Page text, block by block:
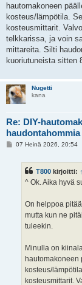
hautomakoneen
kosteus/lämpötila.
kosteusmittarit.
telkkarissa, ja voin
mittareita. Silti
kuoriutuneista sitten
Nugetti
kana
Re: DIY-
haudontahommia
V07 Heinä 2026, 20:54
T800 kirjoitti: ↑
^ Ok. Aika hyvä
On helppoa
mutta kun ne
tuleekin.
Minulla on
hautomakoneen
kosteus/
kosteusmittarit.